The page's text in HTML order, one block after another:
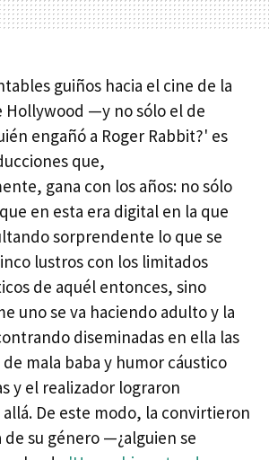
guiños hacia el cine de la
Hollywood —y no sólo el de
engañó a Roger Rabbit?' es
que,
gana con los años: no sólo
en esta era digital en la que
sorprendente lo que se
lustros con los limitados
de aquél entonces, sino
uno se va haciendo adulto y la
diseminadas en ella las
mala baba y humor cáustico
y el realizador lograron
De este modo, la convirtieron
su género —¿alguien se